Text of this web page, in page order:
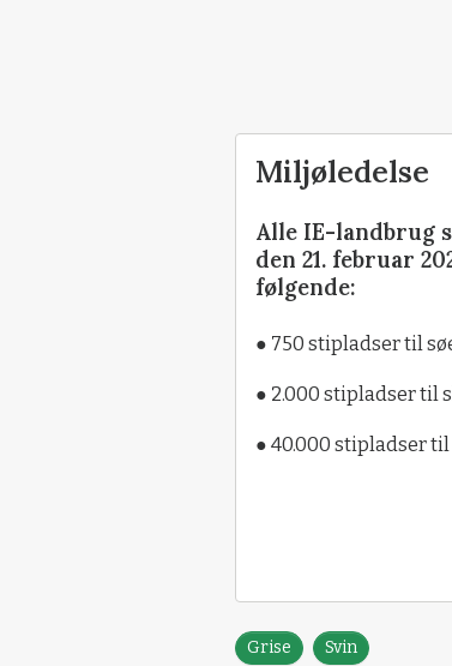
Miljøledelse
Alle IE-landbrug
den 21. februar
følgende:
● 750 stipladser til
● 2.000 stipladser til
● 40.000 stipladser
Grise Svin